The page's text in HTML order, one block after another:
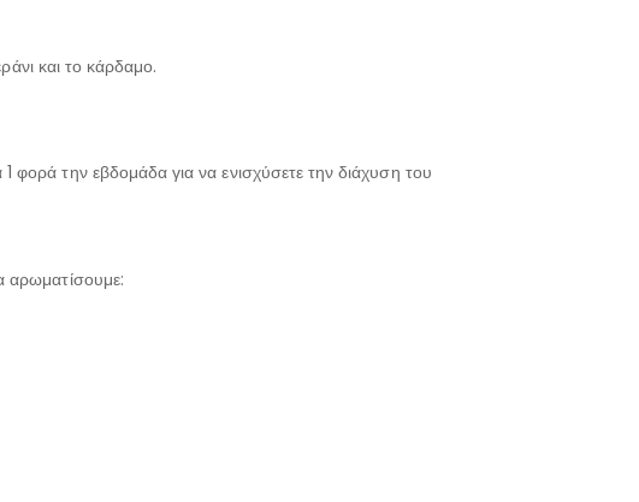
και το κάρδαμο.
την εβδομάδα για να ενισχύσετε την διάχυση του
αρωματίσουμε: